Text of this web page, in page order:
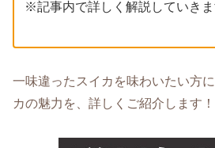
※記事内で詳しく解説していきま
一味違ったスイカを味わいたい方
カの魅力を、詳しくご紹介します！